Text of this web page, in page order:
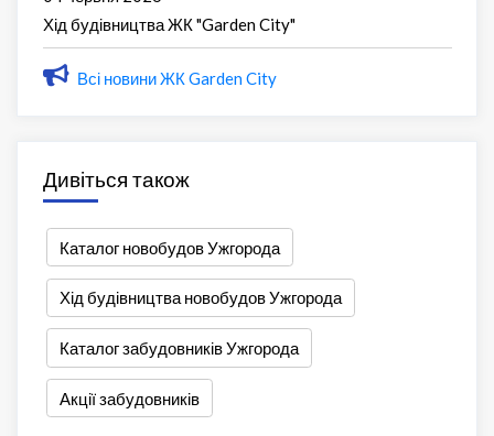
Хід будівництва ЖК "Garden City"
Всі новини ЖК Garden City
Дивіться також
Каталог новобудов Ужгорода
Хід будівництва новобудов Ужгорода
Каталог забудовників Ужгорода
Акції забудовників